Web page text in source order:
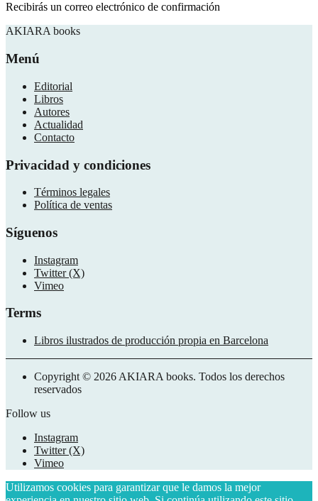
Recibirás un correo electrónico de confirmación
AKIARA books
Menú
Editorial
Libros
Autores
Actualidad
Contacto
Privacidad y condiciones
Términos legales
Política de ventas
Síguenos
Instagram
Twitter (X)
Vimeo
Terms
Libros ilustrados de producción propia en Barcelona
Copyright © 2026 AKIARA books. Todos los derechos
reservados
Follow us
Instagram
Twitter (X)
Vimeo
Utilizamos cookies para garantizar que le damos la mejor